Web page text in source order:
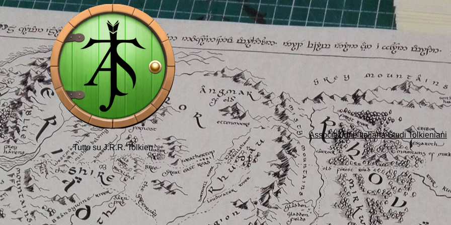
Associazione Italiana Studi Tolkieniani
Tutto su J.R.R. Tolkien